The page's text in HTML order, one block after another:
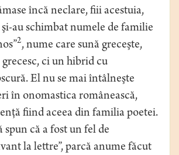
încă neclare, fiii acestuia,
au schimbat numele de familie
2, nume care sună greceşte,
ci un hibrid cu
El nu se mai întâlneşte
în onomastica românească,
fiind aceea din familia poetei.
spun că a fost un fel de
la lettre”, parcă anume făcut